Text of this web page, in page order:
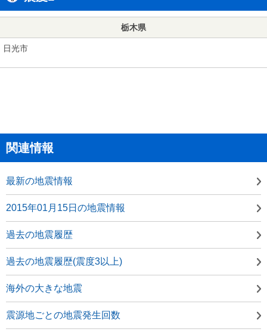
栃木県
日光市
関連情報
最新の地震情報
2015年01月15日の地震情報
過去の地震履歴
過去の地震履歴(震度3以上)
海外の大きな地震
震源地ごとの地震発生回数